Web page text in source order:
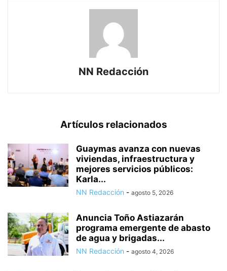
NN Redacción
Artículos relacionados
Guaymas avanza con nuevas
viviendas, infraestructura y
mejores servicios públicos:
Karla...
NN Redacción - agosto 5, 2026
Anuncia Toño Astiazarán
programa emergente de abasto
de agua y brigadas...
NN Redacción - agosto 4, 2026